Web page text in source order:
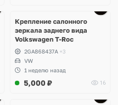
Крепление салонного
зеркала заднего вида
Volkswagen T-Roc
2GA868437A +3
VW
1 неделю назад
5,000 ₽ 16